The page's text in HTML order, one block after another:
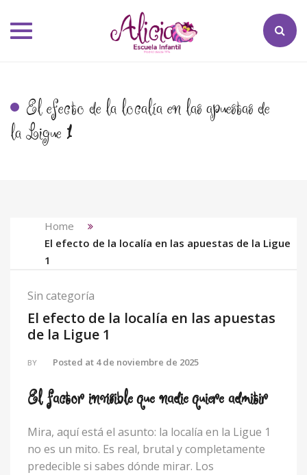
Toggle
El efecto de la localía en las apuestas de
la Ligue 1
Home
El efecto de la localía en las apuestas de la Ligue
1
Sin categoría
El efecto de la localía en las apuestas
de la Ligue 1
BY Posted at 4 de noviembre de 2025
El factor invisible que nadie quiere admitir
Mira, aquí está el asunto: la localía en la Ligue 1
no es un mito. Es real, brutal y completamente
predecible si sabes dónde mirar. Los